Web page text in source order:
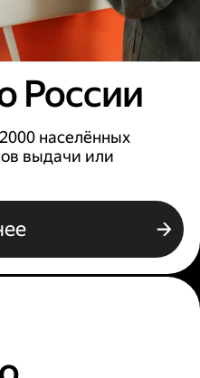
России
населённых
выдачи или